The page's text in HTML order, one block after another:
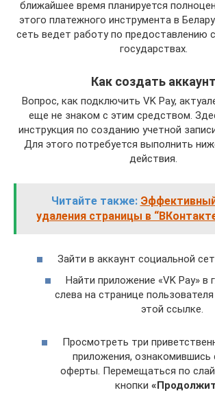
ближайшее время планируется
этого платежного инструмента в
сеть ведет работу по предоставлению
государствах.
Как создать аккаунт
Вопрос, как подключить VK Pay,
еще не знаком с этим средством.
инструкция по созданию учетной
Для этого потребуется выполнить
действия.
Читайте также:
удаления страницы в
Зайти в аккаунт социальной
Найти приложение «VK Pay» в
слева на странице
этой ссылке.
Просмотреть три
приложения, ознакомившись
оферты. Перемещаться по
кнопки